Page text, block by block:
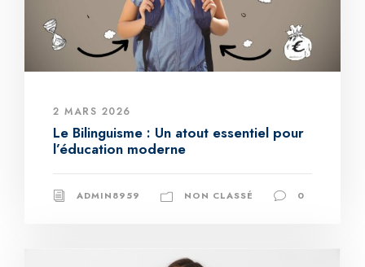
2 MARS 2026
Le Bilinguisme : Un atout essentiel pour
l’éducation moderne
ADMIN8959 NON CLASSÉ 0